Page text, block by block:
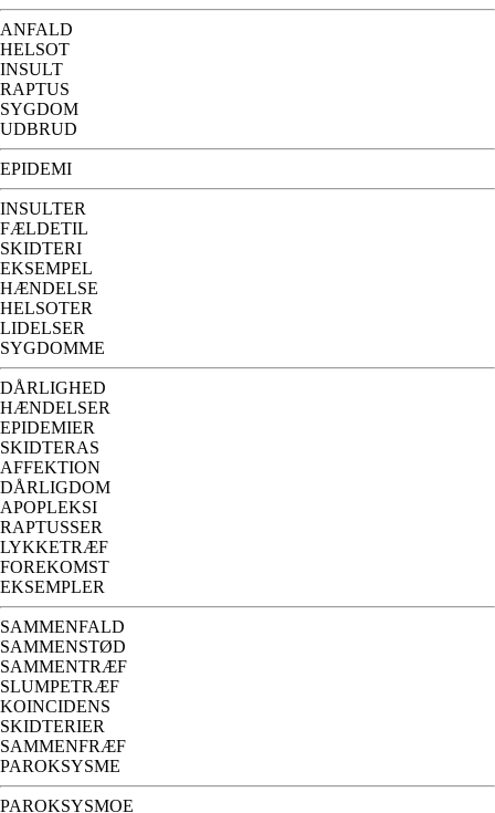
ANFALD
HELSOT
INSULT
RAPTUS
SYGDOM
UDBRUD
EPIDEMI
INSULTER
FÆLDETIL
SKIDTERI
EKSEMPEL
HÆNDELSE
HELSOTER
LIDELSER
SYGDOMME
DÅRLIGHED
HÆNDELSER
EPIDEMIER
SKIDTERAS
AFFEKTION
DÅRLIGDOM
APOPLEKSI
RAPTUSSER
LYKKETRÆF
FOREKOMST
EKSEMPLER
SAMMENFALD
SAMMENSTØD
SAMMENTRÆF
SLUMPETRÆF
KOINCIDENS
SKIDTERIER
SAMMENFRÆF
PAROKSYSME
PAROKSYSMOE